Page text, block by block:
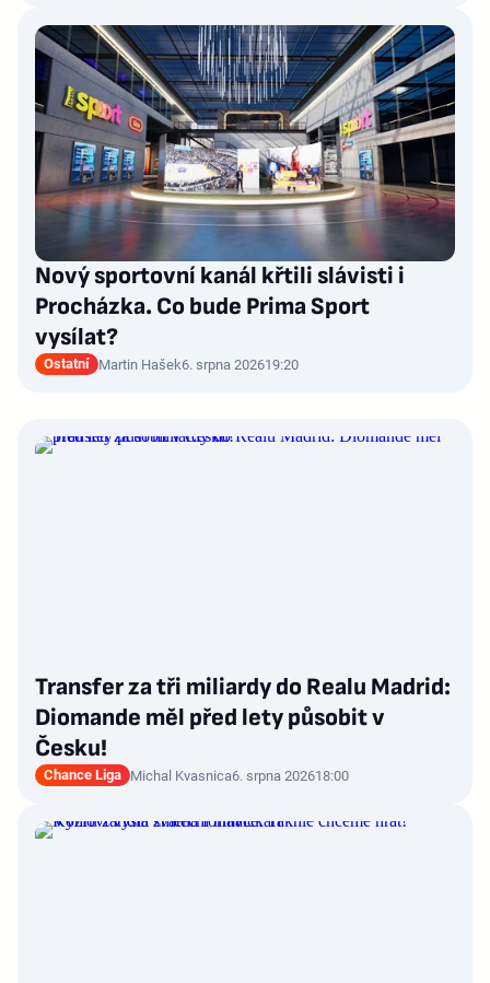
Nový sportovní kanál křtili slávisti i
Procházka. Co bude Prima Sport
vysílat?
Ostatní Martin Hašek6. srpna 202619:20
Transfer za tři miliardy do Realu Madrid:
Diomande měl před lety působit v
Česku!
Chance Liga Michal Kvasnica6. srpna 202618:00